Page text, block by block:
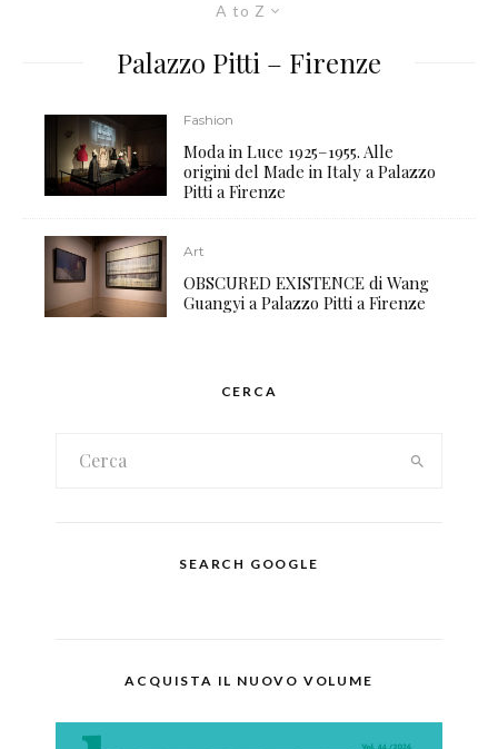
A to Z
Palazzo Pitti – Firenze
Fashion
Moda in Luce 1925–1955. Alle
origini del Made in Italy a Palazzo
Pitti a Firenze
Art
OBSCURED EXISTENCE di Wang
Guangyi a Palazzo Pitti a Firenze
CERCA
SEARCH GOOGLE
ACQUISTA IL NUOVO VOLUME